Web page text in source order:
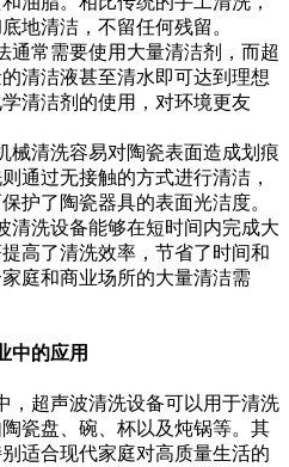
地清洁，不留任何残留。
通常需要使用大量清洁剂，而超
清洁液甚至清水即可达到理想
清洁剂的使用，对环境更友
械清洗容易对陶瓷表面造成划痕
通过无接触的方式进行清洁，
护了陶瓷器具的表面光洁度。
清洗设备能够在短时间内完成大
高了清洗效率，节省了时间和
庭和商业场所的大量清洁需
中的应用
，超声波清洗设备可以用于清洗
瓷盘、碗、杯以及炖锅等。其
适合现代家庭对高质量生活的